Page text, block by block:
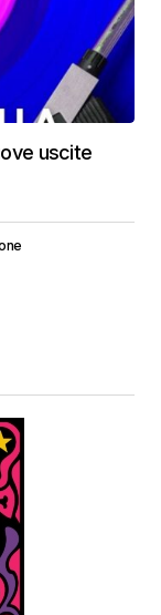
uscite